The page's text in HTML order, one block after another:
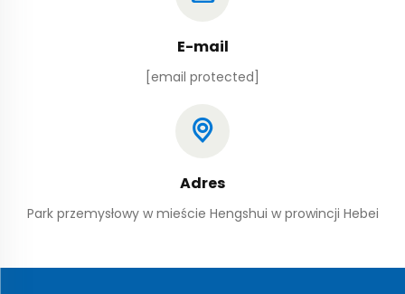
E-mail
[email protected]
Adres
Park przemysłowy w mieście Hengshui w prowincji Hebei